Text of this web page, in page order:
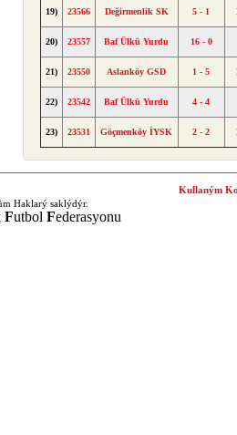
19) 23566 Değirmenlik SK 5 - 1
20) 23557 Baf Ülkü Yurdu 16 - 0
21) 23550 Aslanköy GSD 1 - 5
22) 23542 Baf Ülkü Yurdu 4 - 4
23) 23531 Göçmenköy İYSK 2 - 2
Haklarý saklýdýr.
Futbol Federasyonu
Kullaným